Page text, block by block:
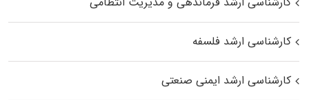
کارشناسی ارشد فلسفه
کارشناسی ارشد ایمنی صنعتی